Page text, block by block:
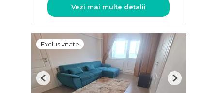
Vezi mai multe detalii
Exclusivitate
Previous Next